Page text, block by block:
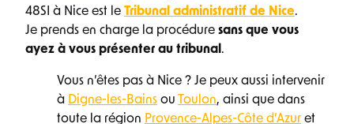
48SI à Nice est le Tribunal administratif de Nice.
Je prends en charge la procédure sans que vous
ayez à vous présenter au tribunal .
Vous n’êtes pas à Nice ? Je peux aussi intervenir
à Digne-les-Bains ou Toulon, ainsi que dans
toute la région Provence-Alpes-Côte d’Azur et